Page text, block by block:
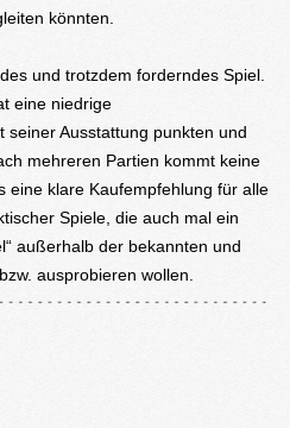
könnten.
und trotzdem forderndes Spiel.
eine niedrige
seiner Ausstattung punkten und
mehreren Partien kommt keine
eine klare Kaufempfehlung für alle
Spiele, die auch mal ein
außerhalb der bekannten und
ausprobieren wollen.